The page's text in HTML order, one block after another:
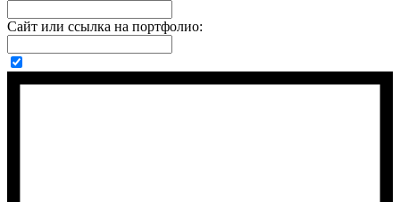
Сайт или ссылка на портфолио: